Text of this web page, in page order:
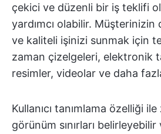
çekici ve düzenli bir iş teklifi
yardımcı olabilir.
ve kaliteli işinizi sunmak için
zaman çizelgeleri, elektronik
resimler, videolar ve daha
Kullanıcı tanımlama özelliği
görünüm sınırları